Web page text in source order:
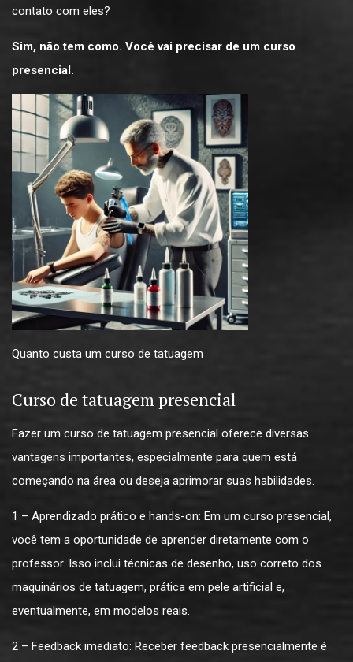
contato com eles?
Sim, não tem como. Você vai precisar de um curso
presencial.
Quanto custa um curso de tatuagem
Curso de tatuagem presencial
Fazer um curso de tatuagem presencial oferece diversas
vantagens importantes, especialmente para quem está
começando na área ou deseja aprimorar suas habilidades.
1 – Aprendizado prático e hands-on: Em um curso presencial,
você tem a oportunidade de aprender diretamente com o
professor. Isso inclui técnicas de desenho, uso correto dos
maquinários de tatuagem, prática em pele artificial e,
eventualmente, em modelos reais.
2 – Feedback imediato: Receber feedback presencialmente é